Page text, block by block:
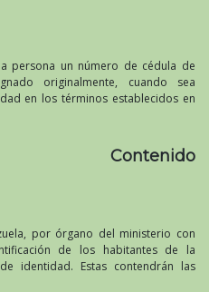
persona un número de cédula de
originalmente, cuando sea
en los términos establecidos en
Contenido
por órgano del ministerio con
de los habitantes de la
identidad. Estas contendrán las